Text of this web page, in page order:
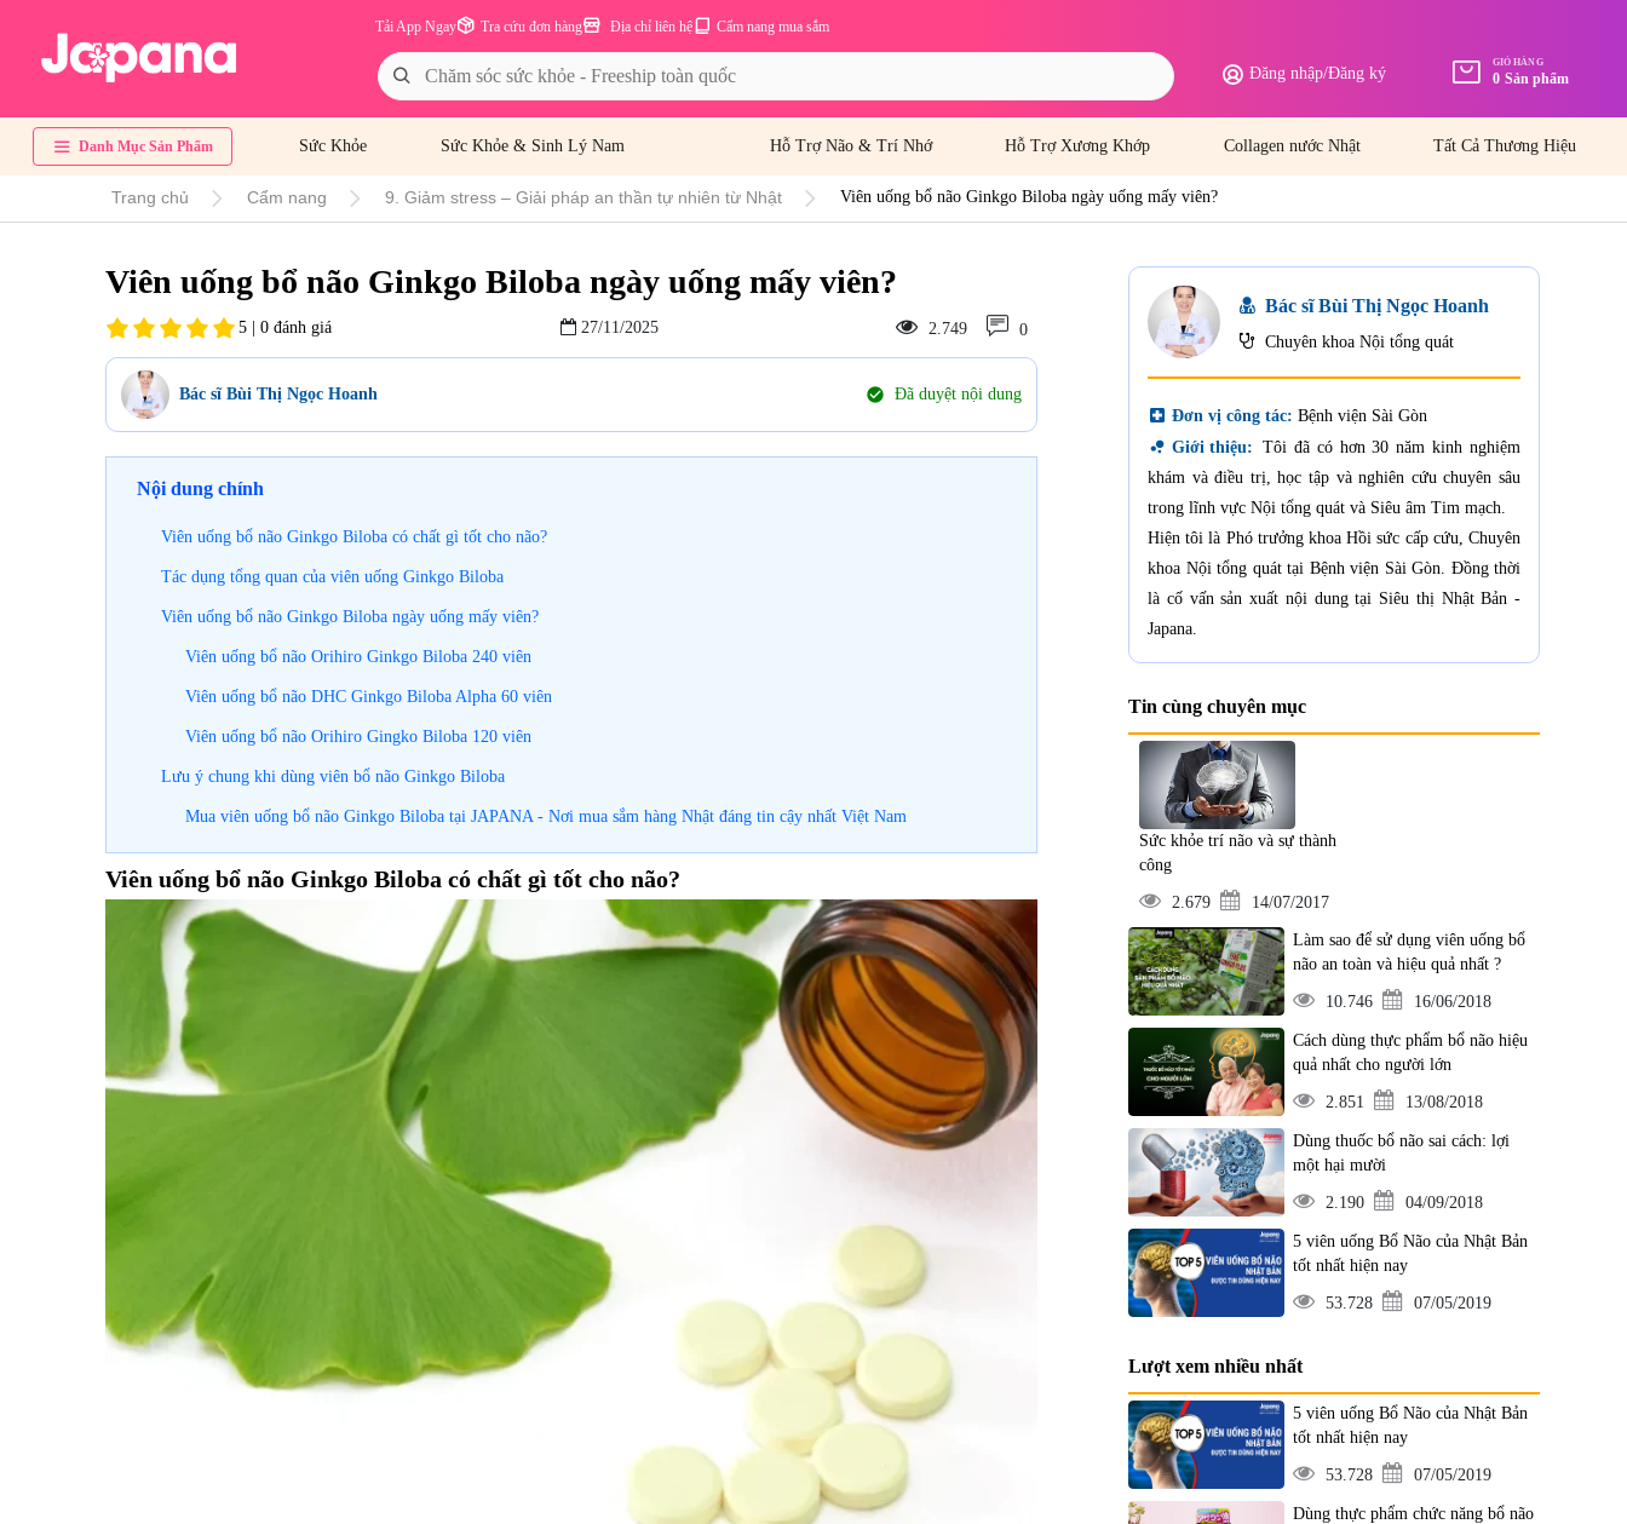
Cẩm nang mua sắm
Địa chỉ liên hệ
Tra cứu đơn hàng
Tải App Ngay
Đăng nhập/Đăng ký
GIỎ HÀNG
0 Sản phẩm
Danh Mục Sản Phẩm Sức Khỏe Sức Khỏe & Sinh Lý Nam Hỗ Trợ Não & Trí Nhớ Hỗ Trợ Xương Khớp Collagen nước Nhật Tất Cả Thương Hiệu
Trang chủ Cẩm nang 9. Giảm stress – Giải pháp an thần tự nhiên từ Nhật Viên uống bổ não Ginkgo Biloba ngày uống mấy viên?
Viên uống bổ não Ginkgo Biloba ngày uống mấy viên?
5 | 0 đánh giá 27/11/2025 2.749 0
Bác sĩ Bùi Thị Ngọc Hoanh check_circle Đã duyệt nội dung
Nội dung chính
Viên uống bổ não Ginkgo Biloba có chất gì tốt cho não?
Tác dụng tổng quan của viên uống Ginkgo Biloba
Viên uống bổ não Ginkgo Biloba ngày uống mấy viên?
Viên uống bổ não Orihiro Ginkgo Biloba 240 viên
Viên uống bổ não DHC Ginkgo Biloba Alpha 60 viên ​​
Viên uống bổ não Orihiro Gingko Biloba 120 viên
Lưu ý chung khi dùng viên bổ não Ginkgo Biloba
Mua viên uống bổ não Ginkgo Biloba tại JAPANA - Nơi mua sắm hàng Nhật đáng tin cậy nhất Việt Nam
Viên uống bổ não Ginkgo Biloba có chất gì tốt cho não?
Bác sĩ Bùi Thị Ngọc Hoanh
Chuyên khoa Nội tổng quát
local_hospital Đơn vị công tác: Bệnh viện Sài Gòn
bubble_chart Giới thiệu: Tôi đã có hơn 30 năm kinh nghiệm
khám và điều trị, học tập và nghiên cứu chuyên sâu
trong lĩnh vực Nội tổng quát và Siêu âm Tim mạch.
Hiện tôi là Phó trưởng khoa Hồi sức cấp cứu, Chuyên
khoa Nội tổng quát tại Bệnh viện Sài Gòn. Đồng thời
là cố vấn sản xuất nội dung tại Siêu thị Nhật Bản -
Japana.
Tin cùng chuyên mục
Sức khỏe trí não và sự thành
công
2.679 14/07/2017
Làm sao để sử dụng viên uống bổ
não an toàn và hiệu quả nhất ?
10.746 16/06/2018
Cách dùng thực phẩm bổ não hiệu
quả nhất cho người lớn
2.851 13/08/2018
Dùng thuốc bổ não sai cách: lợi
một hại mười
2.190 04/09/2018
5 viên uống Bổ Não của Nhật Bản
tốt nhất hiện nay
53.728 07/05/2019
Lượt xem nhiều nhất
5 viên uống Bổ Não của Nhật Bản
tốt nhất hiện nay
53.728 07/05/2019
Dùng thực phẩm chức năng bổ não